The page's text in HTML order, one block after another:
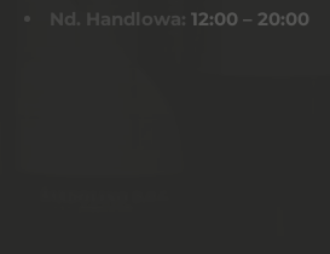
Nd. Handlowa: 12:00 – 20:00